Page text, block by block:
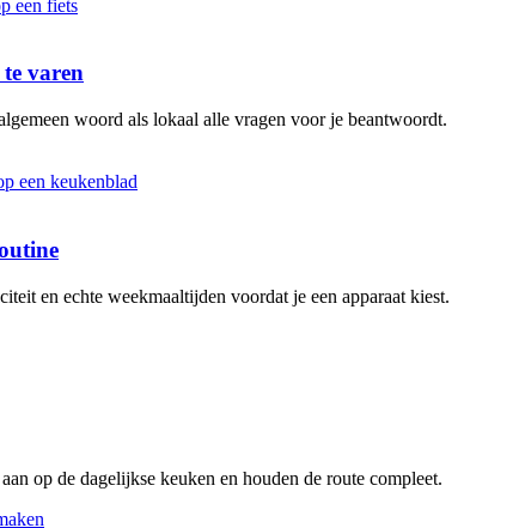
varen
woord als lokaal alle vragen voor je beantwoordt.
en echte weekmaaltijden voordat je een apparaat kiest.
op de dagelijkse keuken en houden de route compleet.